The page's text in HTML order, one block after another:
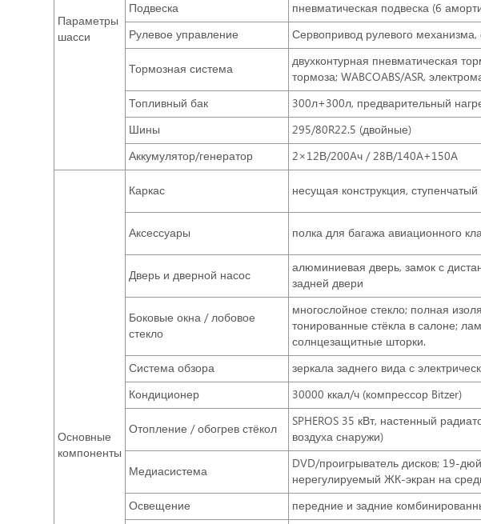
Параметры
шасси
Подвеска
пневматическая подвеска (6
Рулевое управление
Сервопривод рулевого механизма,
Тормозная система
двухконтурная пневматическая
тормоза; WABCOABS/ASR,
Топливный бак
300л+300л, предварительный
Шины
295/80R22.5 (двойные)
Аккумулятор/генератор
2×12В/200Aч / 28В/140A+150A
Основные
компоненты
Каркас несущая конструкция,
Аксессуары полка для багажа авиационного
Дверь и дверной насос
алюминиевая дверь, замок с
задней двери
Боковые окна / лобовое
стекло
многослойное стекло; полная
тонированные стёкла в салоне;
солнцезащитные шторки.
Система обзора
зеркала заднего вида с
Кондиционер
30000 ккал/ч (компрессор Bitzer)
Отопление / обогрев стёкол
SPHEROS 35 кВт, настенный
воздуха снаружи)
Медиасистема
DVD/проигрыватель дисков; 19-
нерегулируемый ЖК-экран на
Освещение
передние и задние